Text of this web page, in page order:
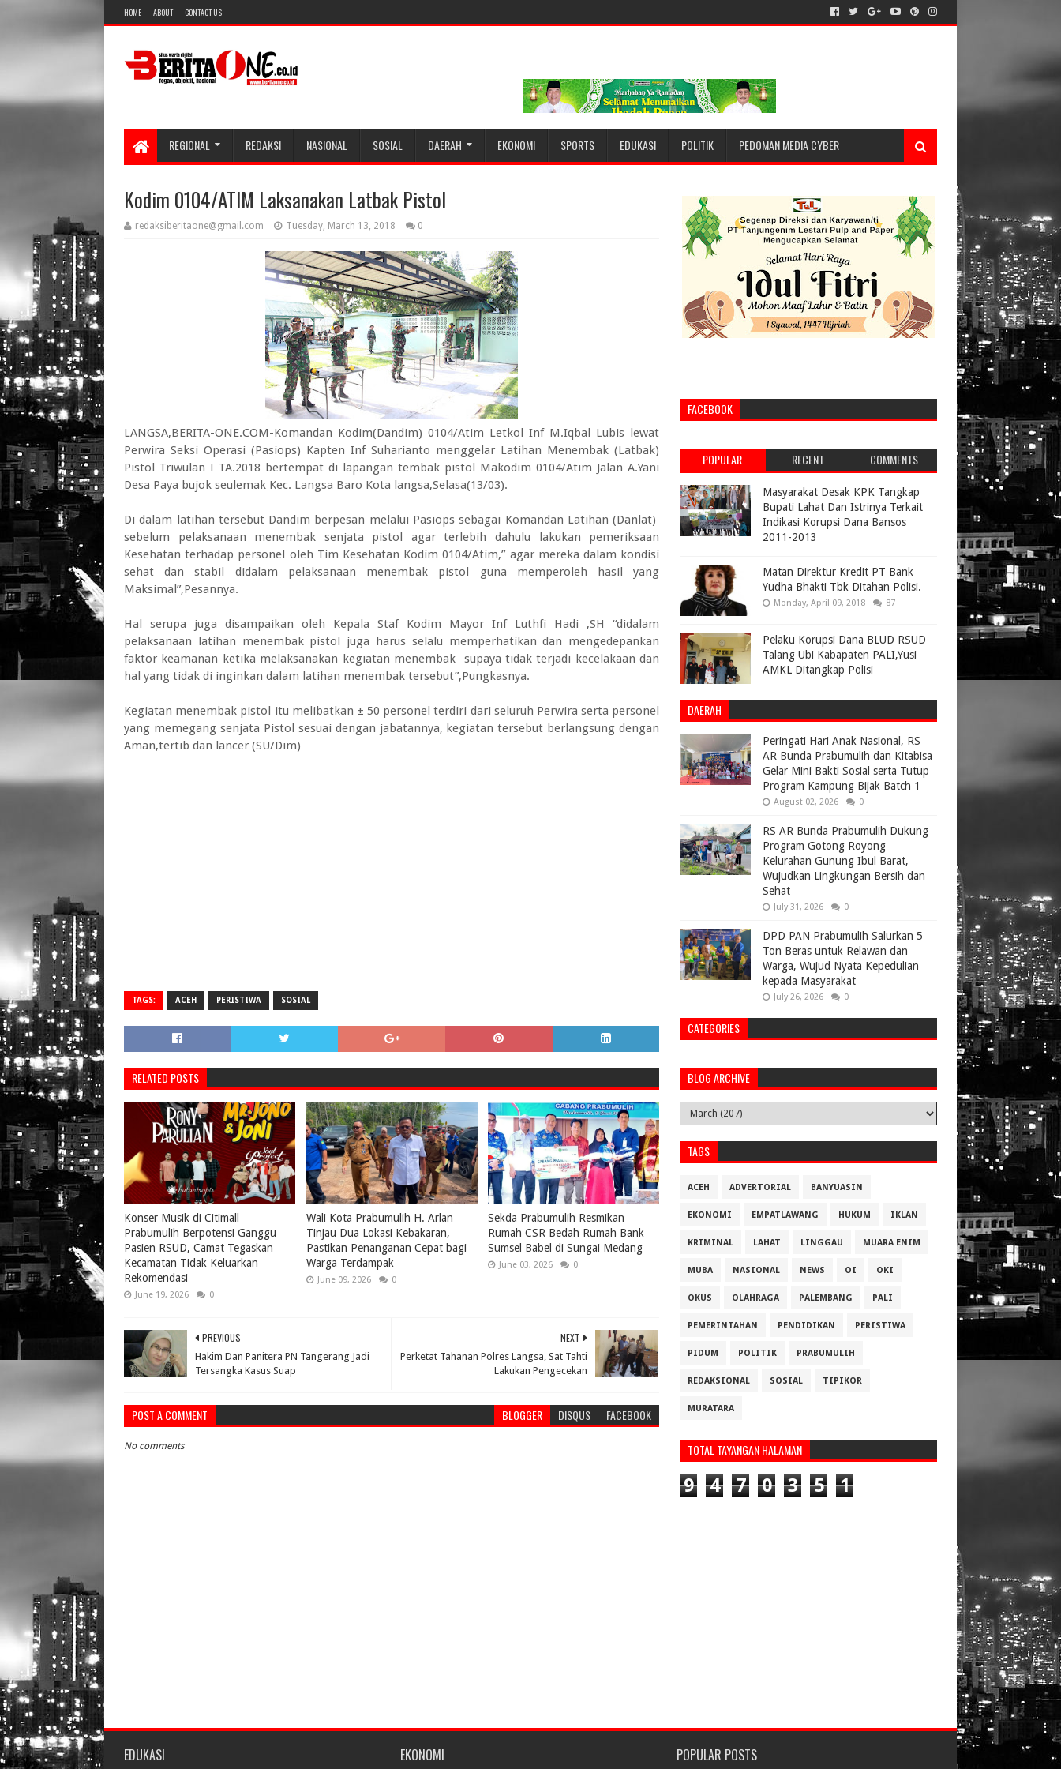
HOME ABOUT CONTACT US
REGIONAL REDAKSI NASIONAL SOSIAL DAERAH EKONOMI SPORTS EDUKASI POLITIK PEDOMAN MEDIA CYBER
Kodim 0104/ATIM Laksanakan Latbak Pistol
redaksiberitaone@gmail.com Tuesday, March 13, 2018 0
LANGSA,BERITA-ONE.COM-Komandan Kodim(Dandim) 0104/Atim Letkol Inf M.Iqbal Lubis lewat
Perwira Seksi Operasi (Pasiops) Kapten Inf Suharianto menggelar Latihan Menembak (Latbak)
Pistol Triwulan I TA.2018 bertempat di lapangan tembak pistol Makodim 0104/Atim Jalan A.Yani
Desa Paya bujok seulemak Kec. Langsa Baro Kota langsa,Selasa(13/03).
Di dalam latihan tersebut Dandim berpesan melalui Pasiops sebagai Komandan Latihan (Danlat)
sebelum pelaksanaan menembak senjata pistol agar terlebih dahulu lakukan pemeriksaan
Kesehatan terhadap personel oleh Tim Kesehatan Kodim 0104/Atim,” agar mereka dalam kondisi
sehat dan stabil didalam pelaksanaan menembak pistol guna memperoleh hasil yang
Maksimal”,Pesannya.
Hal serupa juga disampaikan oleh Kepala Staf Kodim Mayor Inf Luthfi Hadi ,SH “didalam
pelaksanaan latihan menembak pistol juga harus selalu memperhatikan dan mengedepankan
faktor keamanan ketika melaksanakan kegiatan menembak supaya tidak terjadi kecelakaan dan
hal yang tidak di inginkan dalam latihan menembak tersebut”,Pungkasnya.
Kegiatan menembak pistol itu melibatkan ± 50 personel terdiri dari seluruh Perwira serta personel
yang memegang senjata Pistol sesuai dengan jabatannya, kegiatan tersebut berlangsung dengan
Aman,tertib dan lancer (SU/Dim)
TAGS: ACEH PERISTIWA SOSIAL
RELATED POSTS
Konser Musik di Citimall
Prabumulih Berpotensi Ganggu
Pasien RSUD, Camat Tegaskan
Kecamatan Tidak Keluarkan
Rekomendasi
June 19, 2026 0
Wali Kota Prabumulih H. Arlan
Tinjau Dua Lokasi Kebakaran,
Pastikan Penanganan Cepat bagi
Warga Terdampak
June 09, 2026 0
Sekda Prabumulih Resmikan
Rumah CSR Bedah Rumah Bank
Sumsel Babel di Sungai Medang
June 03, 2026 0
NEXT
Perketat Tahanan Polres Langsa, Sat Tahti
Lakukan Pengecekan
PREVIOUS
Hakim Dan Panitera PN Tangerang Jadi
Tersangka Kasus Suap
POST A COMMENT BLOGGER DISQUS FACEBOOK
No comments
FACEBOOK
POPULAR RECENT COMMENTS
Masyarakat Desak KPK Tangkap
Bupati Lahat Dan Istrinya Terkait
Indikasi Korupsi Dana Bansos
2011-2013
Matan Direktur Kredit PT Bank
Yudha Bhakti Tbk Ditahan Polisi.
Monday, April 09, 2018 87
Pelaku Korupsi Dana BLUD RSUD
Talang Ubi Kabapaten PALI,Yusi
AMKL Ditangkap Polisi
DAERAH
Peringati Hari Anak Nasional, RS
AR Bunda Prabumulih dan Kitabisa
Gelar Mini Bakti Sosial serta Tutup
Program Kampung Bijak Batch 1
August 02, 2026 0
RS AR Bunda Prabumulih Dukung
Program Gotong Royong
Kelurahan Gunung Ibul Barat,
Wujudkan Lingkungan Bersih dan
Sehat
July 31, 2026 0
DPD PAN Prabumulih Salurkan 5
Ton Beras untuk Relawan dan
Warga, Wujud Nyata Kepedulian
kepada Masyarakat
July 26, 2026 0
CATEGORIES
BLOG ARCHIVE
TAGS
ACEH ADVERTORIAL BANYUASIN
EKONOMI EMPATLAWANG HUKUM IKLAN
KRIMINAL LAHAT LINGGAU MUARA ENIM
MUBA NASIONAL NEWS OI OKI
OKUS OLAHRAGA PALEMBANG PALI
PEMERINTAHAN PENDIDIKAN PERISTIWA
PIDUM POLITIK PRABUMULIH
REDAKSIONAL SOSIAL TIPIKOR
MURATARA
TOTAL TAYANGAN HALAMAN
9 4 7 0 3 5 1
EDUKASI EKONOMI POPULAR POSTS